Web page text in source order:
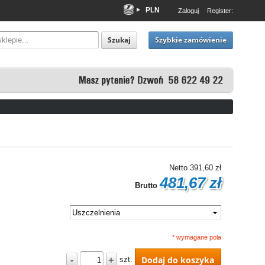
PLN
EUR
USD
Zaloguj Register:
Szukaj Szybkie zamówienie
Netto 391,60 zł
Brutto 481,67 zł
* wymagane pola
- + szt. Dodaj do koszyka